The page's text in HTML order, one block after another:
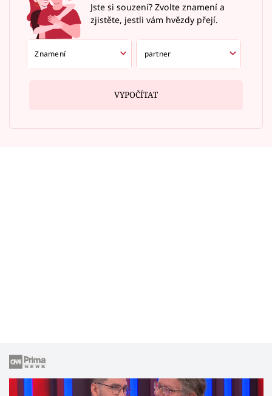
Jste si souzení? Zvolte znamení a
zjistěte, jestli vám hvězdy přejí.
VYPOČÍTAT